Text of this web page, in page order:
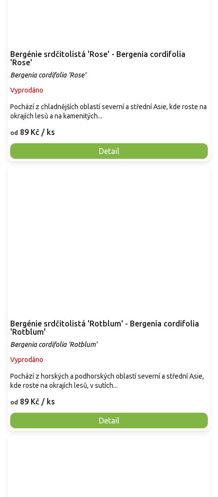
Bergénie srdčitolistá 'Rose' - Bergenia cordifolia
'Rose'
Bergenia cordifolia 'Rose'
Vyprodáno
od 89 Kč / ks
Detail
Pochází z chladnějších oblastí severní a střední Asie, kde roste na
okrajích lesů a na kamenitých...
Bergénie srdčitolistá 'Rotblum' - Bergenia cordifolia
'Rotblum'
Bergenia cordifolia 'Rotblum'
Vyprodáno
od 89 Kč / ks
Detail
Pochází z horských a podhorských oblastí severní a střední Asie,
kde roste na okrajích lesů, v sutích...